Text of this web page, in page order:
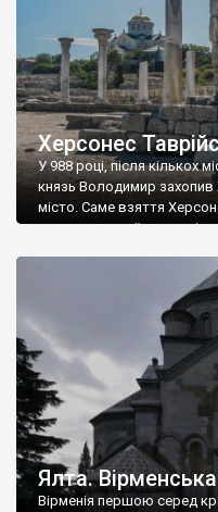
Херсонес
У 988 році, після кількох
князь Володимир захопив
місто. Саме взяття
диктувати свої умови
Херсонесі Володимир-
А потім було Хрещення
Ялта.
Вірменія першою серед